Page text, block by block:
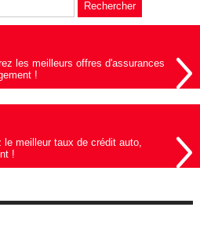
les meilleurs offres d'assurances
!
meilleur taux de crédit auto,
!